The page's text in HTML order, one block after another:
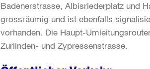
Badenerstrasse, Albisriederplatz und
grossräumig und ist ebenfalls
vorhanden. Die Haupt-
Zurlinden- und Zypressenstrasse.